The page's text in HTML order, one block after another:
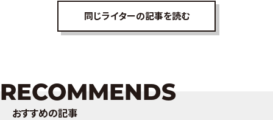
同じライターの記事を読む
RECOMMENDS
おすすめの記事